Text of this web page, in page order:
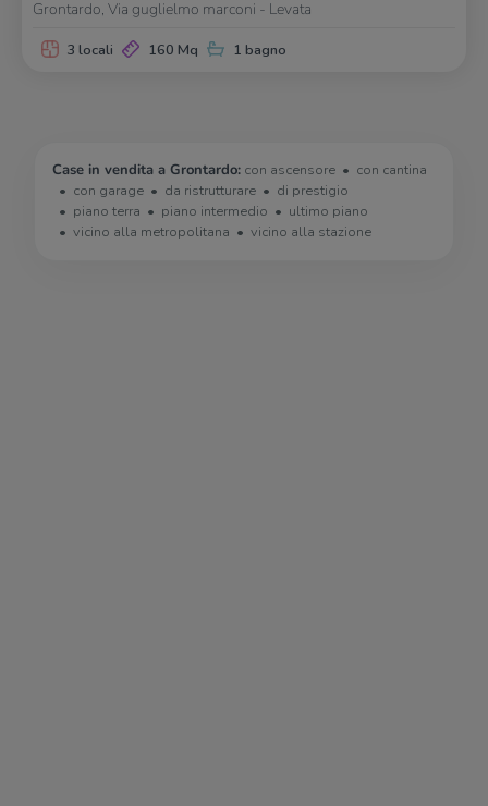
Grontardo, Via guglielmo marconi - Levata
3 locali 160 Mq 1 bagno
Case in vendita a Grontardo: con ascensore
con cantina
con garage
da ristrutturare
di prestigio
piano terra
piano intermedio
ultimo piano
vicino alla metropolitana
vicino alla stazione